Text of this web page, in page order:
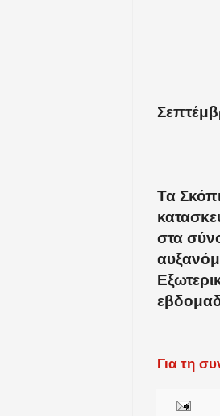
Τα
στα
Για τη